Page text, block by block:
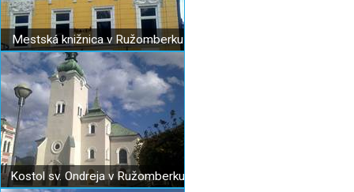
Mestská knižnica v Ružomberku
Kostol sv. Ondreja v Ružomberku